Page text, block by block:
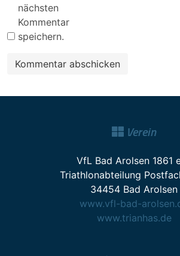
nächsten
Kommentar
speichern.
Verein
VfL Bad Arolsen 1861
Triathlonabteilung
34454 Bad Arolsen
www.vfl-bad-
www.trianhas.de